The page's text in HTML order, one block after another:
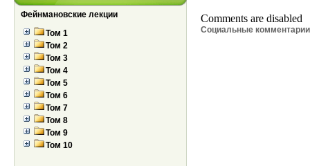
Фейнмановские лекции
Том 1
Том 2
Том 3
Том 4
Том 5
Том 6
Том 7
Том 8
Том 9
Том 10
Comments are disabled
Социальные